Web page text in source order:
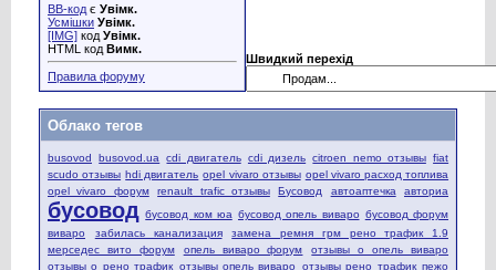
BB-код є Увімк.
Усмішки Увімк.
[IMG] код Увімк.
HTML код Вимк.
Правила форуму
Швидкий перехід
Облако тегов
busovod busovod.ua cdi двигатель cdi дизель citroen nemo отзывы fiat
scudo отзывы hdi двигатель opel vivaro отзывы opel vivaro расход топлива
opel vivaro форум
renault trafic отзывы Бусовод автоаптечка авториа
бусовод бусовод ком юа бусовод опель виваро бусовод форум
виваро
забилась канализация
замена ремня грм рено трафик 1.9
мерседес вито форум
опель виваро форум
отзывы о опель виваро
отзывы о рено трафик отзывы опель виваро отзывы рено трафик пежо